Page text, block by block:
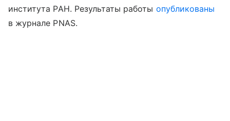
института РАН. Результаты работы опубликованы
в журнале PNAS.